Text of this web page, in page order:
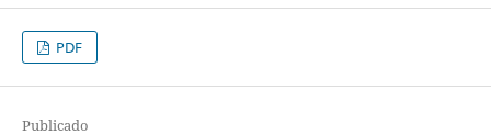
PDF
Publicado